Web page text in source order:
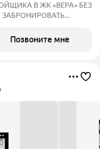
В ЖК «ВЕРА» БЕЗ
ПО СЕМЕЙНОЙ
Позвоните мне